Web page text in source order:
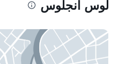
لوس أنجلوس